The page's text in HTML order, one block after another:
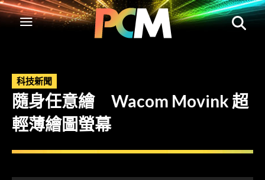
科技新聞
隨身任意繪 Wacom Movink 超
輕薄繪圖螢幕